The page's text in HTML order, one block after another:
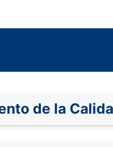
de la